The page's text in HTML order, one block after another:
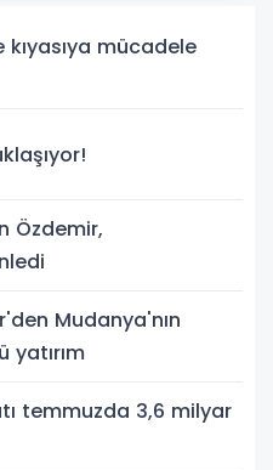
mücadele
Özdemir,
Mudanya'nın
yatırım
temmuzda 3,6 milyar